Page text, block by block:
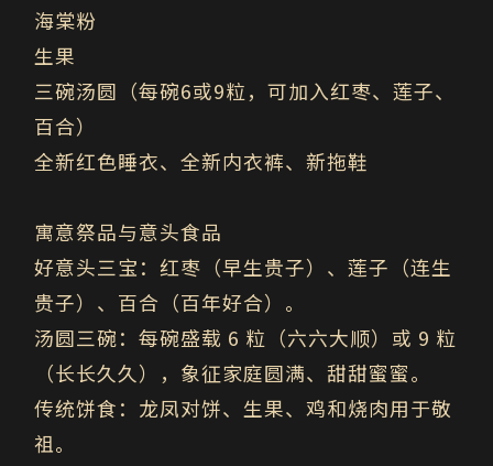
海棠粉
生果
三碗汤圆（每碗6或9粒，可加入红枣、莲子、
百合）
全新红色睡衣、全新内衣裤、新拖鞋
寓意祭品与意头食品
好意头三宝：红枣（早生贵子）、莲子（连生
贵子）、百合（百年好合）。
汤圆三碗：每碗盛载 6 粒（六六大顺）或 9 粒
（长长久久），象征家庭圆满、甜甜蜜蜜。
传统饼食：龙凤对饼、生果、鸡和烧肉用于敬
祖。